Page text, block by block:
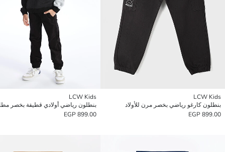
LCW Kids
بنطلون كارغو رياضي بخصر مرن للأولاد
899.00 EGP
LCW Kids
بنطلون رياضي أولادي قطيفة بخصر
899.00 EGP